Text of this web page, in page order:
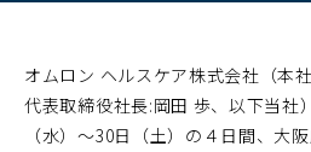
オムロン ヘルスケア株式会社（本
代表取締役社長:岡田 歩、以下当社
（水）～30日（土）の４日間、大